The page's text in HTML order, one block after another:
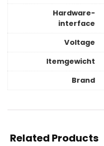
Hardware-
interface
Voltage
Itemgewicht
Brand
Related Products